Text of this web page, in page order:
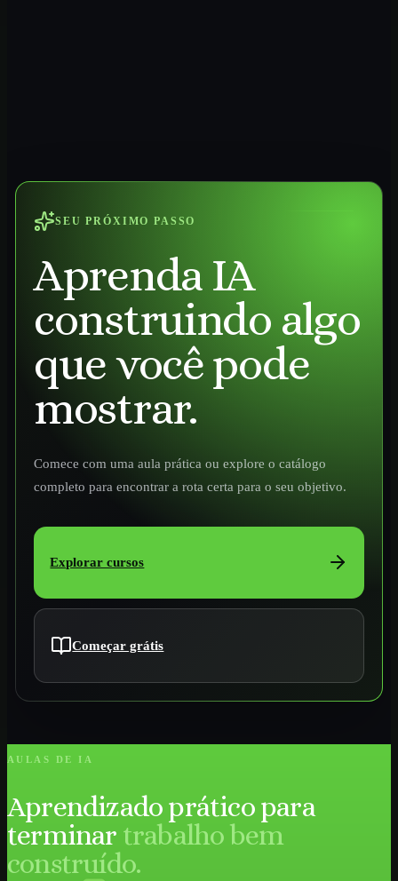
SEU PRÓXIMO PASSO
Aprenda IA
construindo algo
que você pode
mostrar.
Comece com uma aula prática ou explore o catálogo
completo para encontrar a rota certa para o seu objetivo.
Explorar cursos
Começar grátis
AULAS DE IA
Aprendizado prático para
terminar trabalho bem
construído.